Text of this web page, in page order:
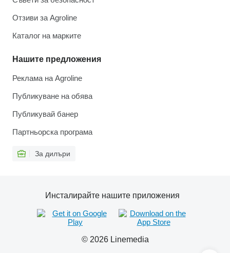
Отзиви за Agroline
Каталог на марките
Нашите предложения
Реклама на Agroline
Публикуване на обява
Публикувай банер
Партньорска програма
За дилъри
© 2026 Linemedia
Инсталирайте нашите приложения